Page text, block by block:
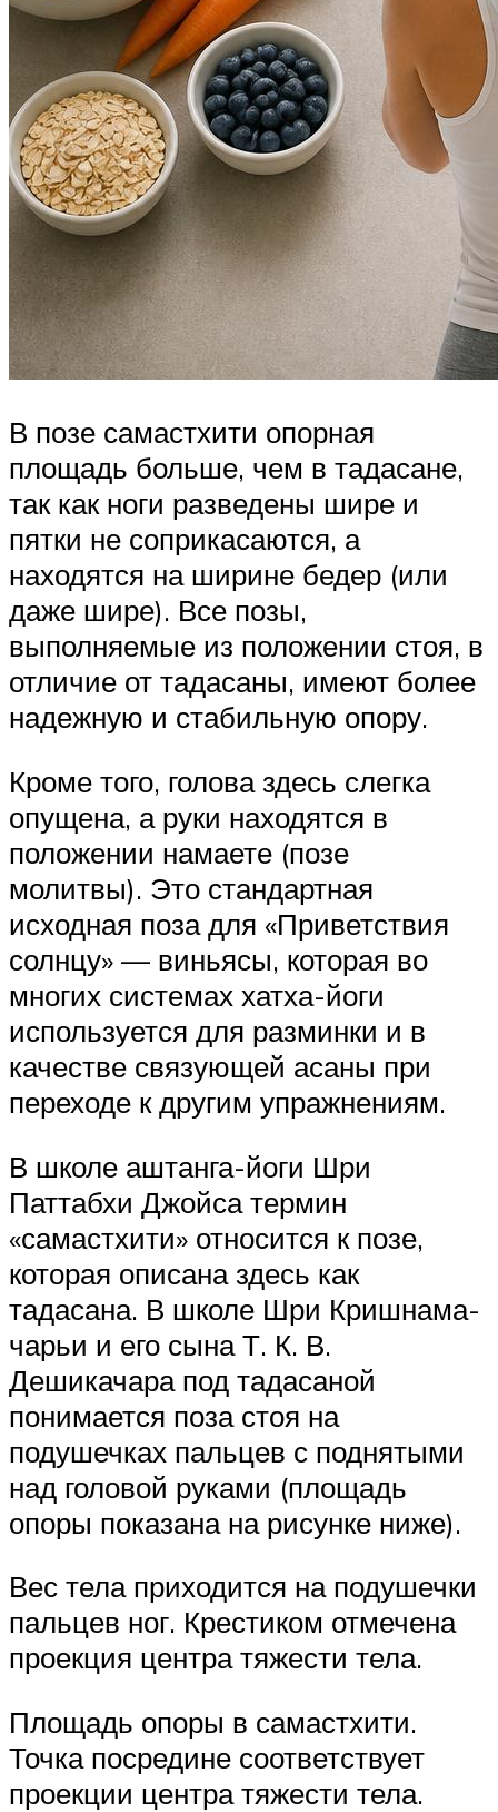
В позе самастхити опорная
площадь больше, чем в тадасане,
так как ноги разведены шире и
пятки не соприкасаются, а
находятся на ширине бедер (или
даже шире). Все позы,
выполняемые из положении стоя, в
отличие от тадасаны, имеют более
надежную и стабильную опору.
Кроме того, голова здесь слегка
опущена, а руки находятся в
положении намаете (позе
молитвы). Это стандартная
исходная поза для «Приветствия
солнцу» — виньясы, которая во
многих системах хатха-йоги
используется для разминки и в
качестве связующей асаны при
переходе к другим упражнениям.
В школе аштанга-йоги Шри
Паттабхи Джойса термин
«самастхити» относится к позе,
которая описана здесь как
тадасана. В школе Шри Кришнама-
чарьи и его сына Т. К. В.
Дешикачара под тадасаной
понимается поза стоя на
подушечках пальцев с поднятыми
над головой руками (площадь
опоры показана на рисунке ниже).
Вес тела приходится на подушечки
пальцев ног. Крестиком отмечена
проекция центра тяжести тела.
Площадь опоры в самастхити.
Точка посредине соответствует
проекции центра тяжести тела.